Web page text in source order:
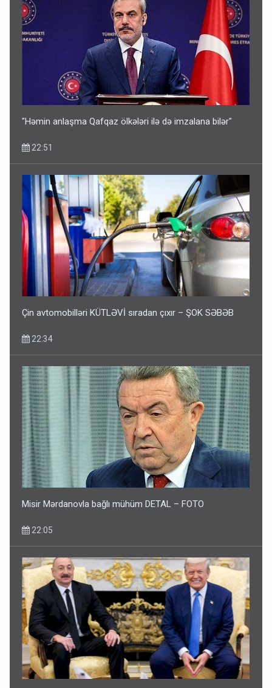
"Həmin anlaşma Qafqaz ölkələri ilə də imzalana bilər"
22:51
Çin avtomobilləri KÜTLƏVİ sıradan çıxır – ŞOK SƏBƏB
22:34
Misir Mərdanovla bağlı mühüm DETAL – FOTO
22:05